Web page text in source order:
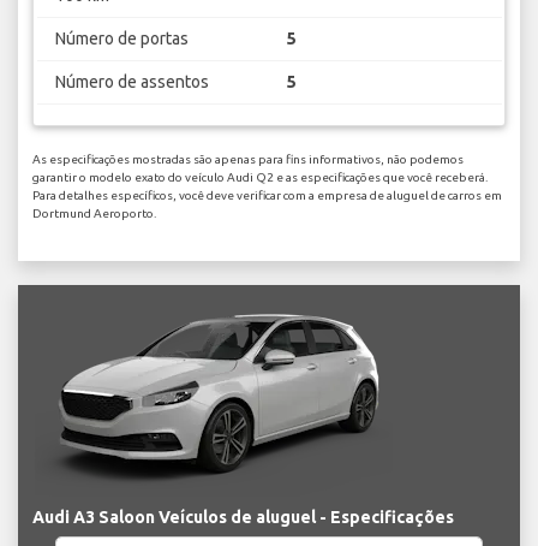
Número de portas 5
Número de assentos 5
As especificações mostradas são apenas para fins informativos, não podemos
garantir o modelo exato do veículo Audi Q2 e as especificações que você receberá.
Para detalhes específicos, você deve verificar com a empresa de aluguel de carros em
Dortmund Aeroporto.
Audi A3 Saloon Veículos de aluguel - Especificações